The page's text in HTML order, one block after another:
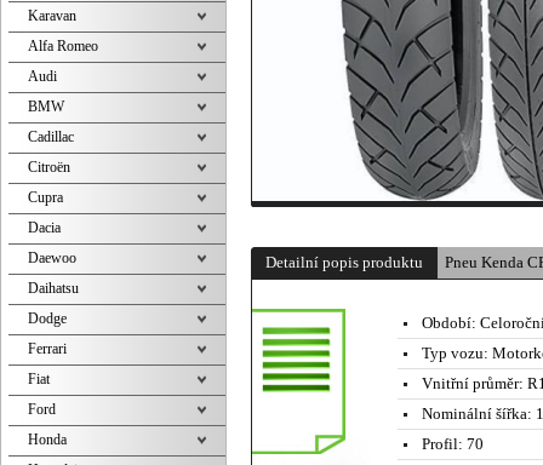
Detailní popis produktu Pneu Kenda
Období:
Typ vozu:
Vnitřní průměr:
Nominální šířka:
Profil: 70
Karavan
Alfa Romeo
Audi
BMW
Cadillac
Citroën
Cupra
Dacia
Daewoo
Daihatsu
Dodge
Ferrari
Fiat
Ford
Honda